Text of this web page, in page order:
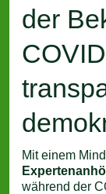
der
Mit einem
während der